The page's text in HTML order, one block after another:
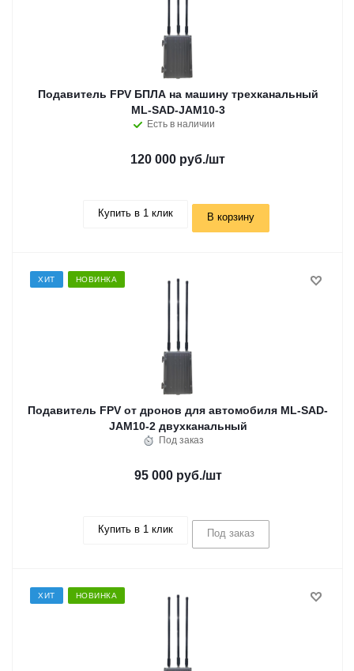
Подавитель FPV БПЛА на машину трехканальный
ML-SAD-JAM10-3
Есть в наличии
120 000 руб./шт
Купить в 1 клик В корзину
ХИТ НОВИНКА
Подавитель FPV от дронов для автомобиля ML-SAD-
JAM10-2 двухканальный
Под заказ
95 000 руб./шт
Купить в 1 клик Под заказ
ХИТ НОВИНКА